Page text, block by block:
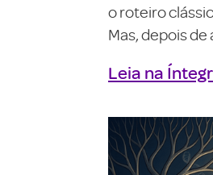
o roteiro
Mas, depois
Leia na